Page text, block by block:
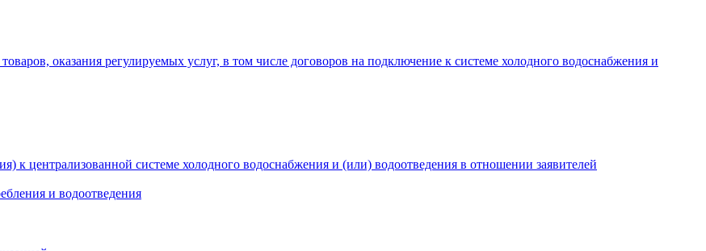
оказания регулируемых услуг, в том числе договоров на подключение к системе холодного водоснабжения и
к централизованной системе холодного водоснабжения и (или) водоотведения в отношении заявителей
и водоотведения